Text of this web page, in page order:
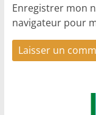
Enregistrer mon
navigateur pour